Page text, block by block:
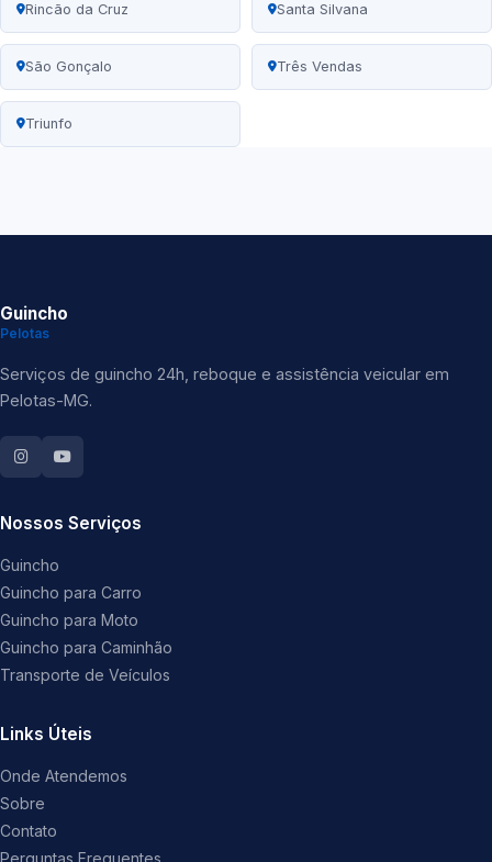
Rincão da Cruz Santa Silvana
São Gonçalo Três Vendas
Triunfo
Guincho
Pelotas
Serviços de guincho 24h, reboque e assistência veicular em
Pelotas-MG.
Nossos Serviços
Guincho
Guincho para Carro
Guincho para Moto
Guincho para Caminhão
Transporte de Veículos
Links Úteis
Onde Atendemos
Sobre
Contato
Perguntas Frequentes